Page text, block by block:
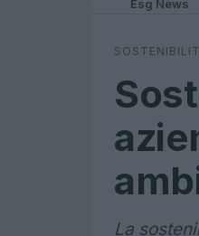
Esg News
La